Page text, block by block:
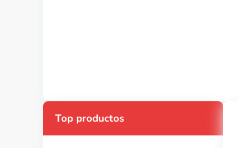
Top productos